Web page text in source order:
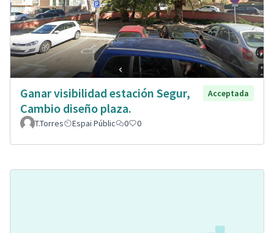
Ganar visibilidad estación Segur,
Cambio diseño plaza.
Acceptada
T.Torres Espai Públic 0 0